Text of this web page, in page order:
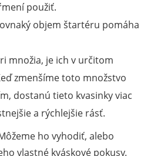
použiť.
objem štartéru pomáha
množia, je ich v určitom
zmenšíme toto množstvo
dostanú tieto kvasinky viac
a rýchlejšie rásť.
ho vyhodiť, alebo
vlastné kváskové pokusy.